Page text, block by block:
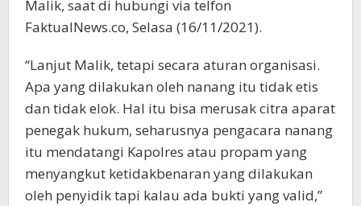
Malik, saat di hubungi via telfon
FaktualNews.co, Selasa (16/11/2021).
“Lanjut Malik, tetapi secara aturan organisasi.
Apa yang dilakukan oleh nanang itu tidak etis
dan tidak elok. Hal itu bisa merusak citra aparat
penegak hukum, seharusnya pengacara nanang
itu mendatangi Kapolres atau propam yang
menyangkut ketidakbenaran yang dilakukan
oleh penyidik tapi kalau ada bukti yang valid,”